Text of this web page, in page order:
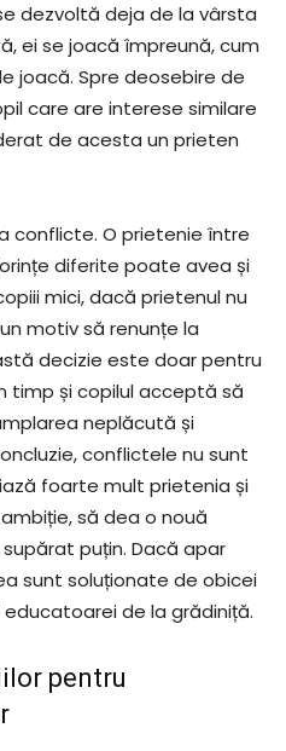
dezvoltă deja de la vârsta
ei se joacă împreună, cum
joacă. Spre deosebire de
care are interese similare
de acesta un prieten
conflicte. O prietenie între
diferite poate avea și
mici, dacă prietenul nu
motiv să renunțe la
decizie este doar pentru
timp și copilul acceptă să
neplăcută și
conflictele nu sunt
foarte mult prietenia și
să dea o nouă
puțin. Dacă apar
sunt soluționate de obicei
de la grădiniță.
pentru